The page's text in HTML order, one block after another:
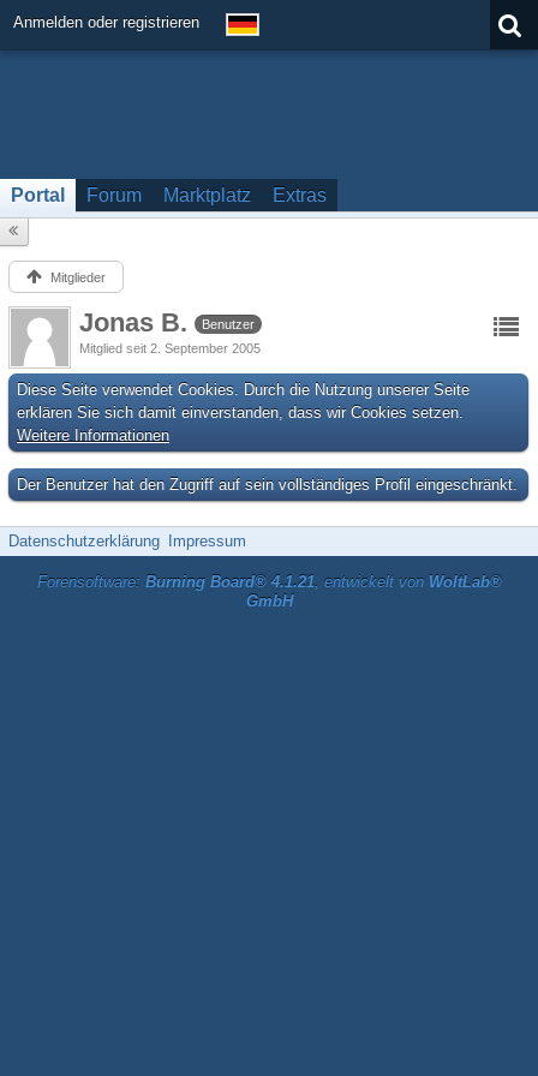
Anmelden oder registrieren
Portal Forum Marktplatz Extras
Mitglieder
Jonas B.
Benutzer
Mitglied seit 2. September 2005
Diese Seite verwendet Cookies. Durch die Nutzung unserer Seite
erklären Sie sich damit einverstanden, dass wir Cookies setzen.
Weitere Informationen
Der Benutzer hat den Zugriff auf sein vollständiges Profil eingeschränkt.
Datenschutzerklärung Impressum
Forensoftware: Burning Board® 4.1.21, entwickelt von WoltLab®
GmbH